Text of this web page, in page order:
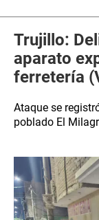
Trujillo:
aparato
ferretería
Ataque se
poblado El